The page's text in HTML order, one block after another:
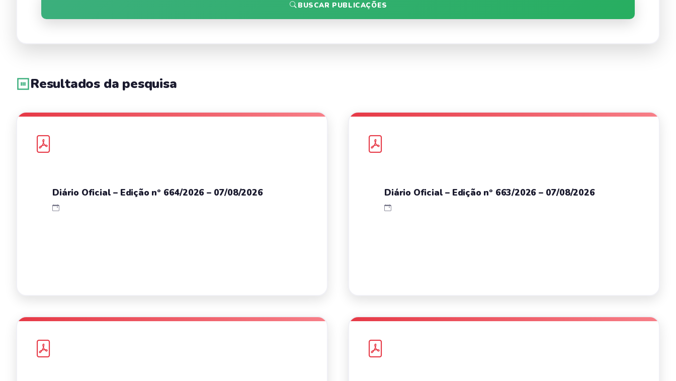
BUSCAR PUBLICAÇÕES
Resultados da pesquisa
Diário Oficial – Edição nº 664/2026 – 07/08/2026 Diário Oficial – Edição nº 663/2026 – 07/08/2026